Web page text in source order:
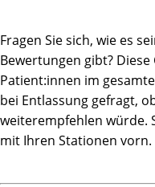
Fragen Sie sich, wie es
Bewertungen gibt?
Patient:innen im
bei Entlassung gefragt,
weiterempfehlen würde.
mit Ihren Stationen vorn.